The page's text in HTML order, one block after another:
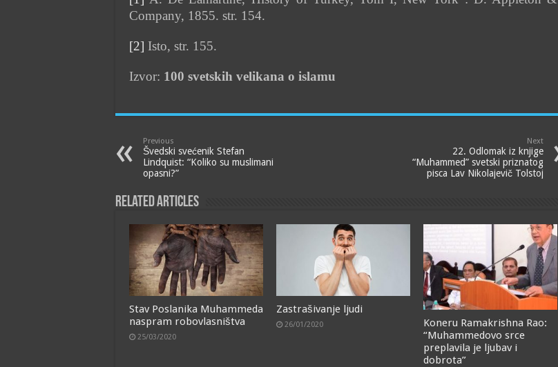
Company, 1855. str. 154.
[2] Isto, str. 155.
Izvor: 100 svetskih velikana o islamu
Previous
Švedski svećenik Stefan
Lindquist: “Koliko su muslimani
opasni?”
Next
22. Odlomak iz knjige
“Muhammed” svetski priznatog
pisca Lav Nikolajevič Tolstoj
Related Articles
Stav Poslanika Muhammeda
naspram robovlasništva
25/03/2020
Zastrašivanje ljudi
26/01/2020
Koneru Ramakrishna Rao:
“Muhammedovo srce
preplavila je ljubav i
dobrota”